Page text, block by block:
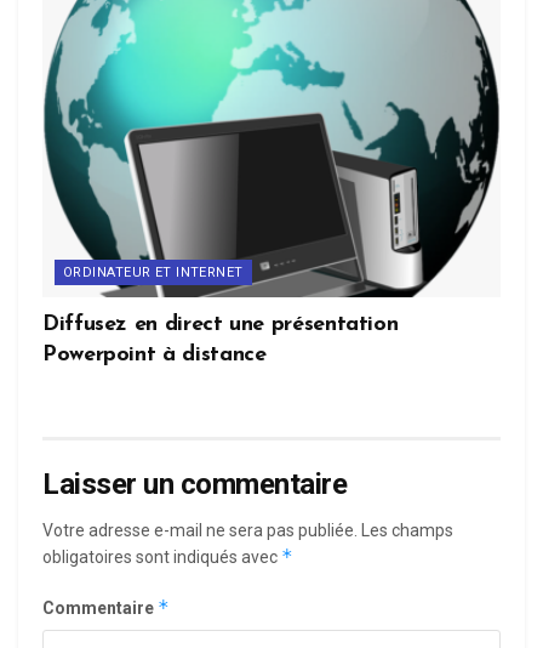
ORDINATEUR ET INTERNET
Diffusez en direct une présentation
Powerpoint à distance
Laisser un commentaire
Votre adresse e-mail ne sera pas publiée. Les champs
obligatoires sont indiqués avec *
Commentaire *